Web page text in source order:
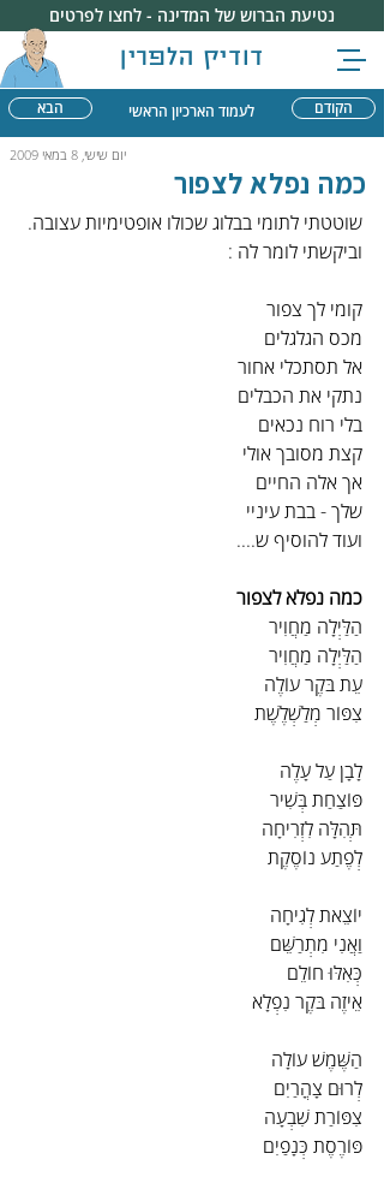
דודיק הלפרין
נטיעת הברוש של המדינה - לחצו לפרטים
הבא הקודם לעמוד הארכיון הראשי
יום שישי, 8 במאי 2009
כמה נפלא לצפור
שוטטתי לתומי בבלוג שכולו אופטימיות עצובה.
וביקשתי לומר לה :
קומי לך צפור
מכס הגלגלים
אל תסתכלי אחור
נתקי את הכבלים
בלי רוח נכאים
קצת מסובך אולי
אך אלה החיים
שלך - בבת עיניי
ועוד להוסיף ש....
כמה נפלא לצפור
הַלַּיְלָה מַחֲוִיר
הַלַּיְלָה מַחֲוִיר
עֵת בֹּקֶר עוֹלֶה
צִפּוֹר מְלַשְׁלֶשֶׁת
לָבָן עַל עָלֶה
פּוֹצַחַת בְּשִׁיר
תְּהִלָּה לִזְרִיחָה
לְפֶתַע נוֹסֶקֶת
יוֹצֵאת לְגִיחָה
וַאֲנִי מִתְרַשֵּׁם
כְּאִלּוּ חוֹלֵם
אֵיזֶה בֹּקֶר נִפְלָא
הַשֶּׁמֶשׁ עוֹלָה
לְרוּם צָהֳרַיִם
צִפּוֹרַת שִׁבְעָה
פּוֹרֶסֶת כְּנָפַיִם